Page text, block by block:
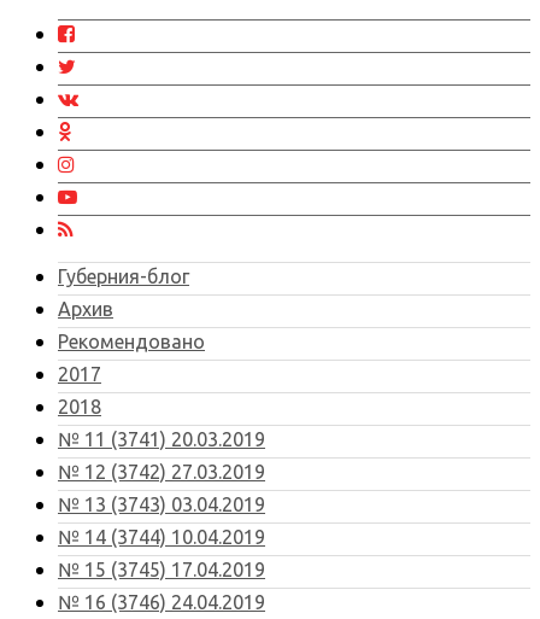
Губерния-блог
Архив
Рекомендовано
2017
2018
№ 11 (3741) 20.03.2019
№ 12 (3742) 27.03.2019
№ 13 (3743) 03.04.2019
№ 14 (3744) 10.04.2019
№ 15 (3745) 17.04.2019
№ 16 (3746) 24.04.2019